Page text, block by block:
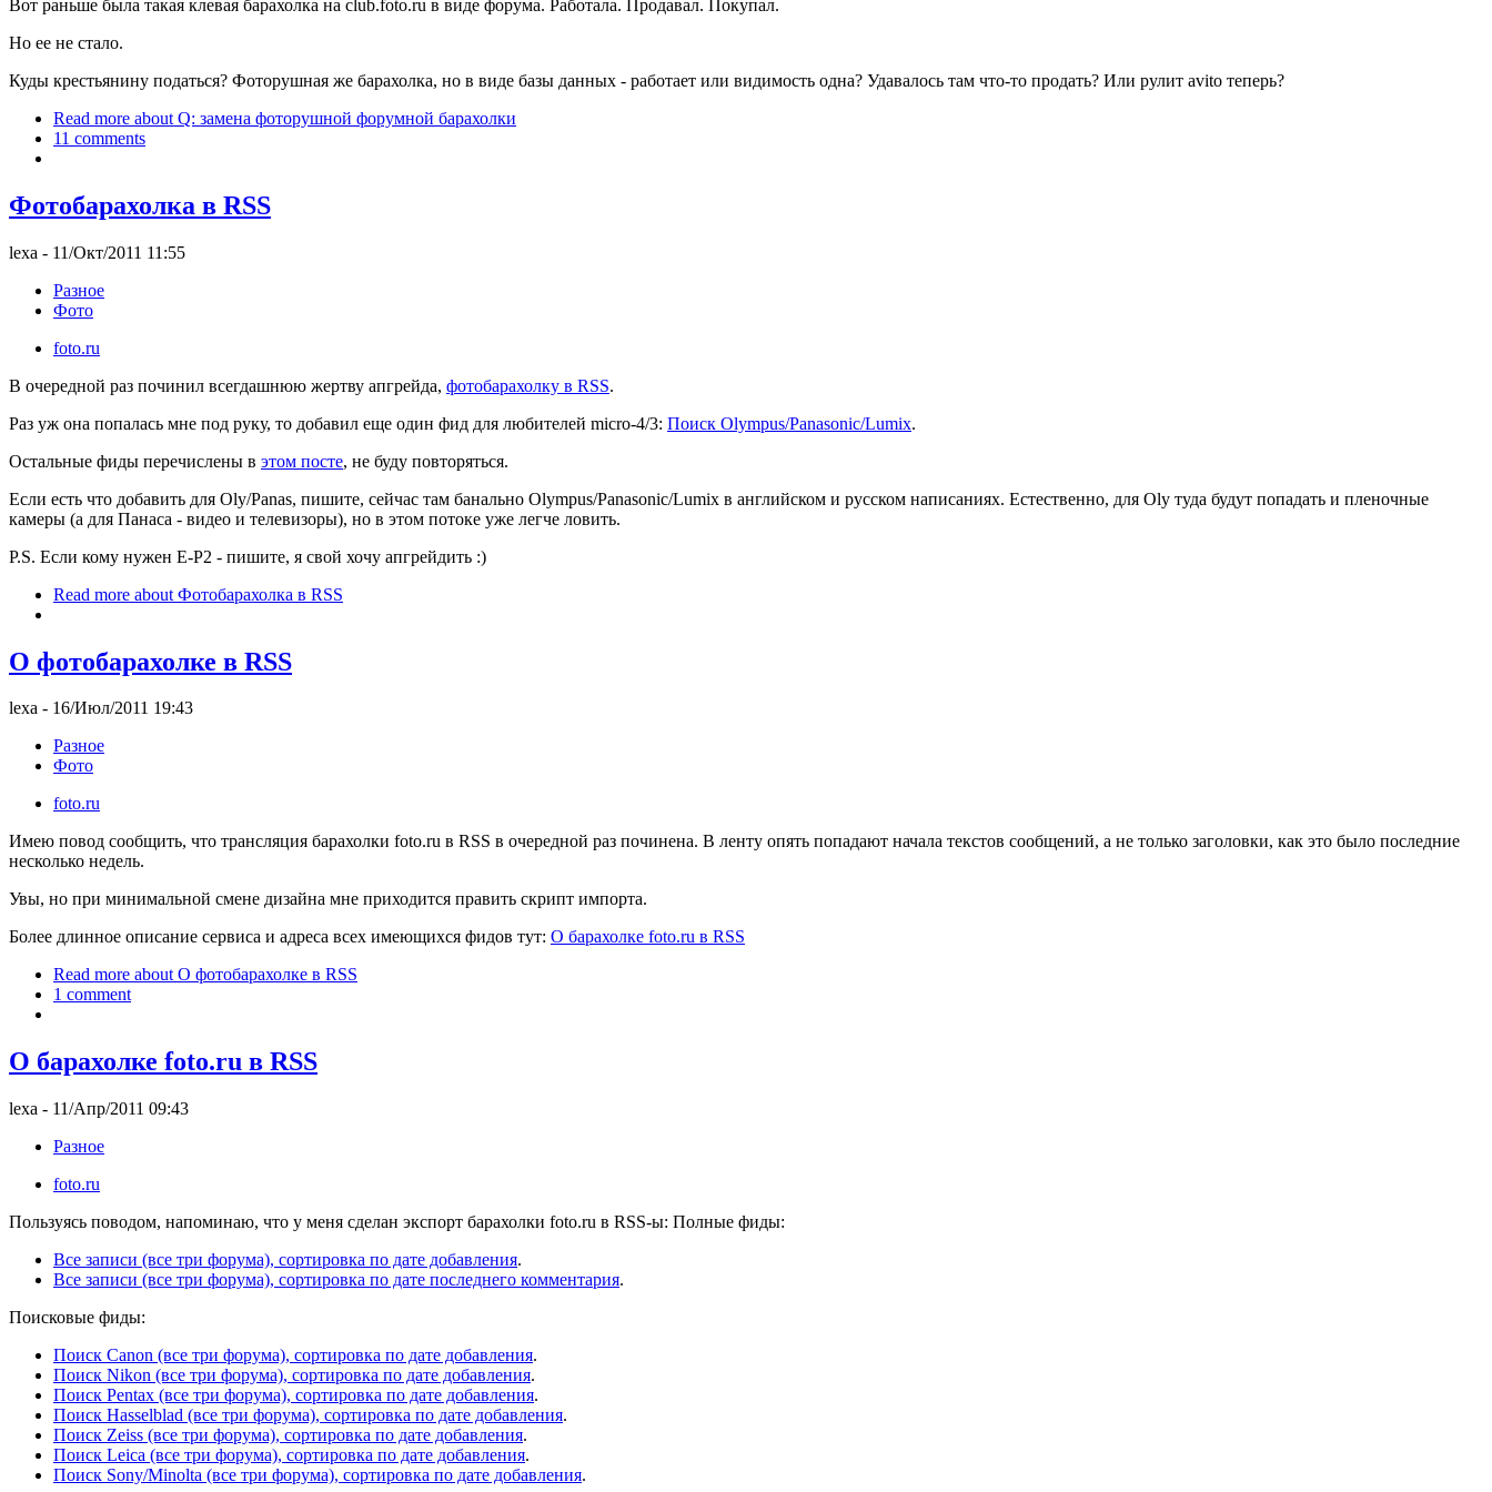
Вот раньше была такая клевая барахолка на club.foto.ru в виде форума. Работала. Продавал. Покупал.
Но ее не стало.
Куды крестьянину податься? Фоторушная же барахолка, но в виде базы данных - работает или видимость одна? Удавалось там что-то продать? Или рулит avito теперь?
Read more about Q: замена фоторушной форумной барахолки
11 comments
Фотобарахолка в RSS
lexa - 11/Окт/2011 11:55
Разное
Фото
foto.ru
В очередной раз починил всегдашнюю жертву апгрейда, фотобарахолку в RSS.
Раз уж она попалась мне под руку, то добавил еще один фид для любителей micro-4/3: Поиск Olympus/Panasonic/Lumix.
Остальные фиды перечислены в этом посте, не буду повторяться.
Если есть что добавить для Oly/Panas, пишите, сейчас там банально Olympus/Panasonic/Lumix в английском и русском написаниях. Естественно, для Oly туда будут попадать и пленочные
камеры (а для Панаса - видео и телевизоры), но в этом потоке уже легче ловить.
P.S. Если кому нужен E-P2 - пишите, я свой хочу апгрейдить :)
Read more about Фотобарахолка в RSS
О фотобарахолке в RSS
lexa - 16/Июл/2011 19:43
Разное
Фото
foto.ru
Имею повод сообщить, что трансляция барахолки foto.ru в RSS в очередной раз починена. В ленту опять попадают начала текстов сообщений, а не только заголовки, как это было последние
несколько недель.
Увы, но при минимальной смене дизайна мне приходится править скрипт импорта.
Более длинное описание сервиса и адреса всех имеющихся фидов тут: О барахолке foto.ru в RSS
Read more about О фотобарахолке в RSS
1 comment
О барахолке foto.ru в RSS
lexa - 11/Апр/2011 09:43
Разное
foto.ru
Пользуясь поводом, напоминаю, что у меня сделан экспорт барахолки foto.ru в RSS-ы: Полные фиды:
Все записи (все три форума), сортировка по дате добавления.
Все записи (все три форума), сортировка по дате последнего комментария.
Поисковые фиды:
Поиск Canon (все три форума), сортировка по дате добавления.
Поиск Nikon (все три форума), сортировка по дате добавления.
Поиск Pentax (все три форума), сортировка по дате добавления.
Поиск Hasselblad (все три форума), сортировка по дате добавления.
Поиск Zeiss (все три форума), сортировка по дате добавления.
Поиск Leica (все три форума), сортировка по дате добавления.
Поиск Sony/Minolta (все три форума), сортировка по дате добавления.